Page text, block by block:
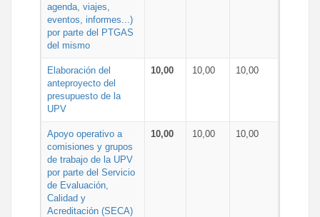
agenda, viajes,
eventos, informes...)
por parte del PTGAS
del mismo
Elaboración del
anteproyecto del
presupuesto de la
UPV
10,00 10,00 10,00
Apoyo operativo a
comisiones y grupos
de trabajo de la UPV
por parte del Servicio
de Evaluación,
Calidad y
Acreditación (SECA)
10,00 10,00 10,00